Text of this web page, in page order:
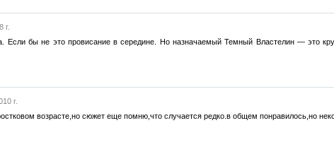
г.
Если бы не это провисание в середине. Но назначаемый Темный Властелин — это
г.
возрасте,но сюжет еще помню,что случается редко.в общем понравилось,но